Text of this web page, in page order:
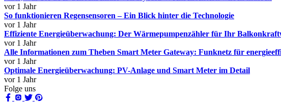
vor 1 Jahr
So funktionieren Regensensoren – Ein Blick hinter die Technologie
vor 1 Jahr
Effiziente Energieüberwachung: Der Wärmepumpenzähler für Ihr
vor 1 Jahr
Alle Informationen zum Theben Smart Meter Gateway: Funknetz für
vor 1 Jahr
Optimale Energieüberwachung: PV-Anlage und Smart Meter im Detail
vor 1 Jahr
Folge uns